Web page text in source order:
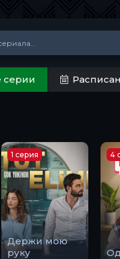
серии
Держи мою
руку
1 серия 4